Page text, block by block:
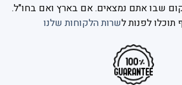
שבו אתם נמצאים. אם בארץ ואם בחו"ל.
תוכלו לפנות לשרות הלקוחות שלנו